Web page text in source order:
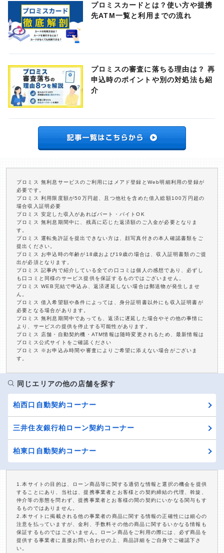
プロミスカードとは？使い方や提携
先ATM一覧と利用までの流れ
プロミスの審査に落ちる理由は？ 再
申込時のポイントや別の対処法も紹
介
プロミス 無利息サービスのご利用にはメアド登録とWeb明細利用の登録が
必要です。
プロミス 利用限度額が50万円超、且つ他社を含めた借入総額100万円超の
場合収入証明必要
プロミス 安定した収入があればパート・バイトOK
プロミス 無利息期間中に、残高に応じた返済額のご入金が必要となりま
す。
プロミス 運転免許証を提出できない方は、顔写真付きの本人確認書類をご
提出ください。
プロミス お申込時の年齢が18歳および19歳の場合は、収入証明書類のご提
出が必須となります。
プロミス 記事内で紹介している全ての口コミは個人の感想であり、必ずし
も口コミと同様のサービス提供を保証するものではございません。
プロミス WEB完結で申込み、返済遅延しない場合は郵送物が発生しませ
ん。
プロミス 借入希望額や条件によっては、身分証明書以外にも収入証明書が
必要となる場合があります。
プロミス 無利息期間中であっても、返済に遅延した場合やその他の事情に
より、サービスの提供を停止する可能性があります。
プロミス 店舗・自動契約機・ATM情報は随時変更されるため、最新情報は
プロミス公式サイトをご確認ください
プロミス ※お申込み時間や審査によりご希望に添えない場合がございま
す。
同じエリアの他の店舗を探す
柏西口自動契約コーナー
三井住友銀行柏ローン契約コーナー
柏東口自動契約コーナー
1.本サイトの目的は、ローン商品等に関する適切な情報と選択の機会を提供
することにあり、当社は、提携事業者とお客様との契約締結の代理、斡旋、
仲介等の形態を問わず、提携事業者とお客様の間の契約にいかなる関与もす
るものではありません。
2.本サイトに掲載される他の事業者の商品に関する情報の正確性には細心の
注意を払っていますが、金利、手数料その他の商品に関するいかなる情報も
保証するものではございません。ローン商品をご利用の際には、必ず商品を
提供する事業者に直接お問い合わせの上、商品詳細をご自身でご確認下さ
い。